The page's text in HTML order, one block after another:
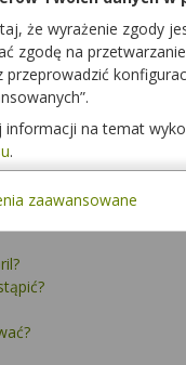
Interakcje z
że wyrażenie zgody
zgodę na
przeprowadzić
informacji na temat
.
zaawansowane